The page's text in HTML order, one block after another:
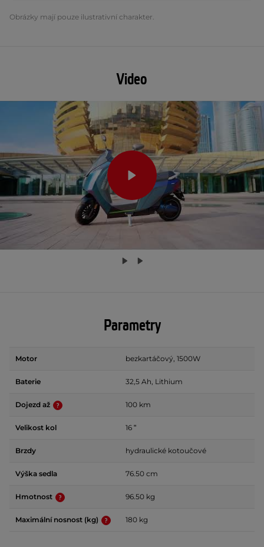
Obrázky mají pouze ilustrativní charakter.
Video
Parametry
Motor bezkartáčový, 1500W
Baterie 32,5 Ah, Lithium
Dojezd až 100 km
Velikost kol 16 ʺ
Brzdy hydraulické kotoučové
Výška sedla 76.50 cm
Hmotnost 96.50 kg
Maximální nosnost (kg) 180 kg